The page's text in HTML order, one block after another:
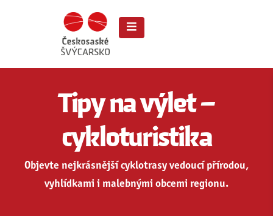
Tipy na výlet –
cykloturistika
Objevte nejkrásnější cyklotrasy vedoucí přírodou,
vyhlídkami i malebnými obcemi regionu.